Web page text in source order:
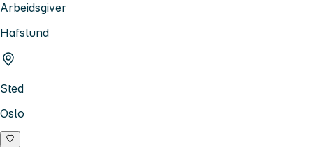
Arbeidsgiver
Hafslund
Sted
Oslo